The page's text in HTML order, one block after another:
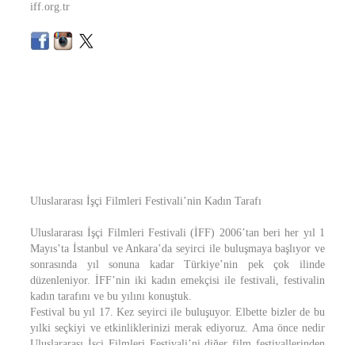
iff.org.tr
Uluslararası İşçi Filmleri Festivali’nin Kadın Tarafı
Uluslararası İşçi Filmleri Festivali (İFF) 2006’tan beri her yıl 1
Mayıs’ta İstanbul ve Ankara’da seyirci ile buluşmaya başlıyor ve
sonrasında yıl sonuna kadar Türkiye’nin pek çok ilinde
düzenleniyor. İFF’nin iki kadın emekçisi ile festivali, festivalin
kadın tarafını ve bu yılını konuştuk.
Festival bu yıl 17. Kez seyirci ile buluşuyor. Elbette bizler de bu
yılki seçkiyi ve etkinliklerinizi merak ediyoruz. Ama önce nedir